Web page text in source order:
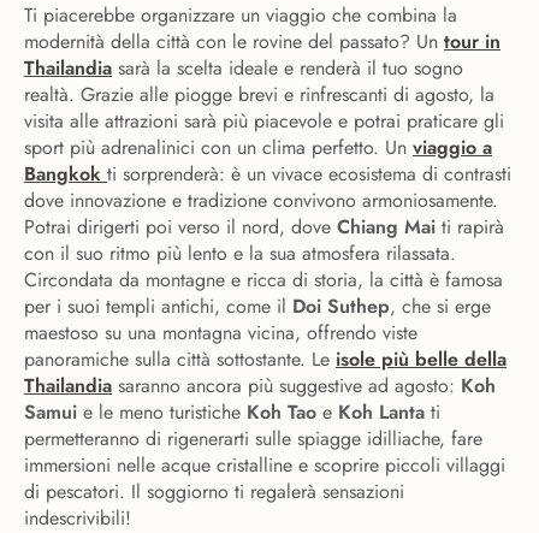
Ti piacerebbe organizzare un viaggio che combina la
modernità della città con le rovine del passato? Un tour in
Thailandia sarà la scelta ideale e renderà il tuo sogno
realtà. Grazie alle piogge brevi e rinfrescanti di agosto, la
visita alle attrazioni sarà più piacevole e potrai praticare gli
sport più adrenalinici con un clima perfetto. Un viaggio a
Bangkok ti sorprenderà: è un vivace ecosistema di contrasti
dove innovazione e tradizione convivono armoniosamente.
Potrai dirigerti poi verso il nord, dove Chiang Mai ti rapirà
con il suo ritmo più lento e la sua atmosfera rilassata.
Circondata da montagne e ricca di storia, la città è famosa
per i suoi templi antichi, come il Doi Suthep, che si erge
maestoso su una montagna vicina, offrendo viste
panoramiche sulla città sottostante. Le isole più belle della
Thailandia saranno ancora più suggestive ad agosto: Koh
Samui e le meno turistiche Koh Tao e Koh Lanta ti
permetteranno di rigenerarti sulle spiagge idilliache, fare
immersioni nelle acque cristalline e scoprire piccoli villaggi
di pescatori. Il soggiorno ti regalerà sensazioni
indescrivibili!